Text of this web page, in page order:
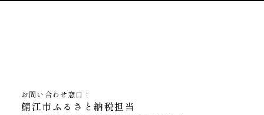
お問い合わせ窓口：
鯖江市ふるさと納税担当